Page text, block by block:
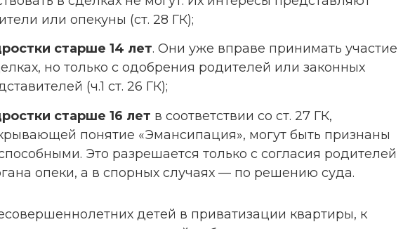
или опекуны (ст. 28 ГК);
старше 14 лет. Они уже вправе принимать участие
но только с одобрения родителей или законных
(ч.1 ст. 26 ГК);
старше 16 лет в соответствии со ст. 27 ГК,
понятие «Эмансипация», могут быть признаны
Это разрешается только с согласия родителей
опеки, а в спорных случаях — по решению суда.
детей в приватизации квартиры, к